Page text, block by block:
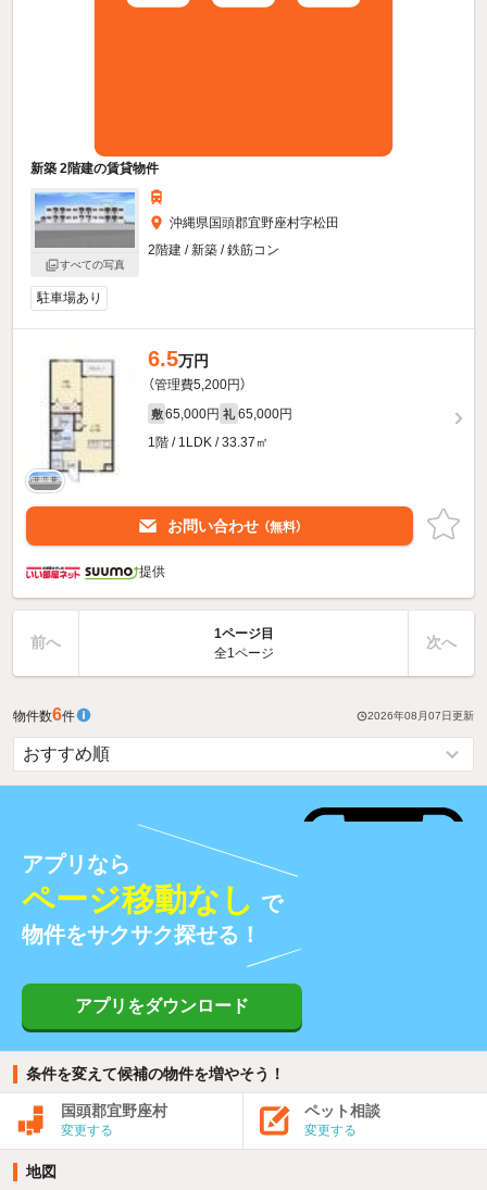
新築 2階建の賃貸物件
すべての写真
沖縄県国頭郡宜野座村字松田
2階建 / 新築 / 鉄筋コン
駐車場あり
6.5万円
（管理費5,200円）
敷 65,000円 礼 65,000円
1階 / 1LDK / 33.37㎡
お問い合わせ （無料）
提供
前へ
1ページ目
全1ページ
次へ
物件数6件 2026年08月07日更新
アプリなら
ページ移動なし で
物件をサクサク探せる！
アプリをダウンロード
条件を変えて候補の物件を増やそう！
国頭郡宜野座村
変更する
ペット相談
変更する
地図